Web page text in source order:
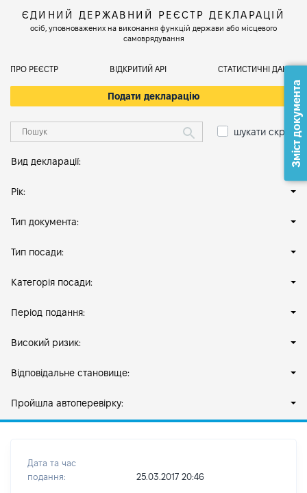
ЄДИНИЙ ДЕРЖАВНИЙ РЕЄСТР ДЕКЛАРАЦІЙ
осіб, уповноважених на виконання функцій держави або місцевого
самоврядування
ПРО РЕЄСТР ВІДКРИТИЙ АРІ СТАТИСТИЧНІ ДАНІ
Подати декларацію
шукати скрізь
Вид декларації:
Рік:
Тип документа:
Тип посади:
Категорія посади:
Період подання:
Високий ризик:
Відповідальне становище:
Пройшла автоперевірку:
Дата та час
подання:
25.03.2017 20:46
Зміст документа